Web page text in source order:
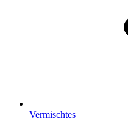
Vermischtes